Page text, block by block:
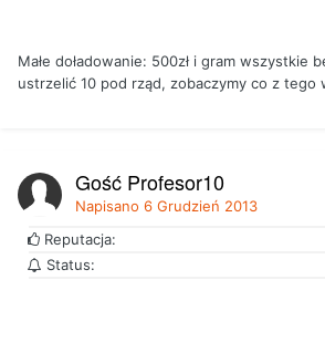
Małe doładowanie: 500zł i gram wszystkie
ustrzelić 10 pod rząd, zobaczymy co z tego
Gość Profesor10
Napisano 6 Grudzień 2013
Reputacja:
Status: